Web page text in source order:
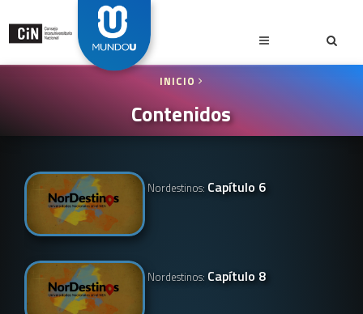
INICIO
Contenidos
Nordestinos: Capítulo 6
Nordestinos: Capítulo 8